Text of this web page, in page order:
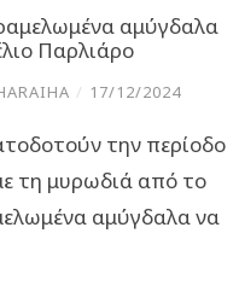
αμύγδαλα
Παρλιάρο
/ 17/12/2024
την περίοδο
τη μυρωδιά από το
αμύγδαλα να